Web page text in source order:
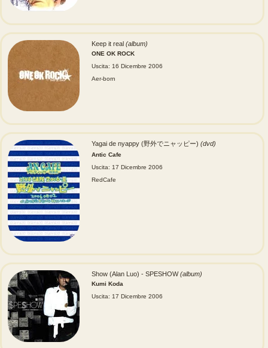
Keep it real (album)
ONE OK ROCK
Uscita: 16 Dicembre 2006
Aer-born
Yagai de nyappy (野外でニャッピー) (dvd)
Antic Cafe
Uscita: 17 Dicembre 2006
RedCafe
Show (Alan Luo) - SPESHOW(album)
Kumi Koda
Uscita: 17 Dicembre 2006